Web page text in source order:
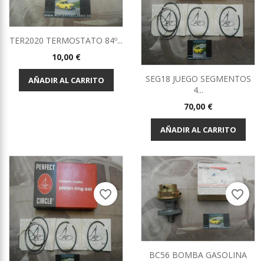
TER2020 TERMOSTATO 84º...
Precio
10,00 €
AÑADIR AL CARRITO
SEG18 JUEGO SEGMENTOS
4...
Precio
70,00 €
AÑADIR AL CARRITO
favorite_border
BC56 BOMBA GASOLINA
favorite_border